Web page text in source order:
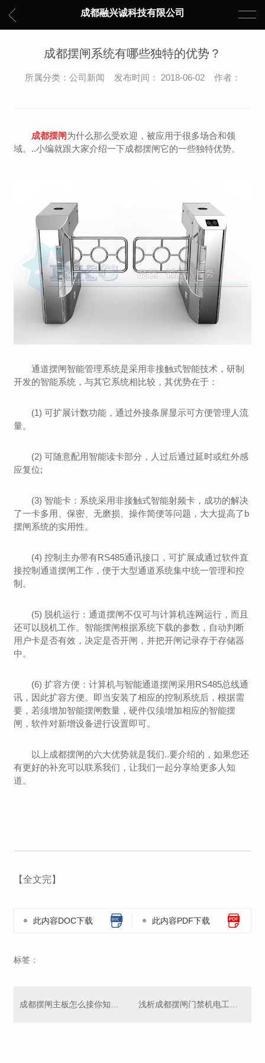
成都融兴诚科技有限公司
成都摆闸系统有哪些独特的优势？
所属分类：公司新闻 发布时间： 2018-06-02 作者：
成都摆闸为什么那么受欢迎，被应用于很多场合和领
域。..小编就跟大家介绍一下成都摆闸它的一些独特优势。
通道摆闸智能管理系统是采用非接触式智能技术，研制
开发的智能系统，与其它系统相比较，其优势在于：
(1) 可扩展计数功能，通过外接条屏显示可方便管理人流
量。
(2) 可随意配用智能读卡部分，人过后通过延时或红外感
应复位;
(3) 智能卡：系统采用非接触式智能射频卡，成功的解决
了一卡多用、保密、无磨损、操作简便等问题，大大提高了b
摆闸系统的实用性。
(4) 控制主办带有RS485通讯接口，可扩展成通过软件直
接控制通道摆闸工作，便于大型通道系统集中统一管理和控
制。
(5) 脱机运行：通道摆闸不仅可与计算机连网运行，而且
还可以脱机工作。智能摆闸根据系统下载的参数，自动判断
用户卡是否有效，决定是否开闸，并把开闸记录存于存储器
中。
(6) 扩容方便：计算机与智能通道摆闸采用RS485总线通
讯，因此扩容方便。即当安装了相应的控制系统后，根据需
要，若须增加智能摆闸数量，硬件仅须增加相应的智能摆
闸，软件对新增设备进行设置即可。
以上成都摆闸的六大优势就是我们..要介绍的，如果您还
有更好的补充可以联系我们，让我们一起分享给更多人知
道。
【全文完】
此内容DOC下载 此内容PDF下载
标签：